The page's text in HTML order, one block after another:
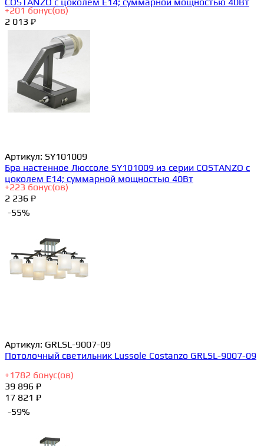
+201 бонус(ов)
2 013 ₽
Артикул: SY101009
Бра настенное Люссоле SY101009 из серии COSTANZO с
цоколем E14; суммарной мощностью 40Вт
+223 бонус(ов)
2 236 ₽
-55%
Артикул: GRLSL-9007-09
Потолочный светильник Lussole Costanzo GRLSL-9007-09
+1782 бонус(ов)
39 896 ₽
17 821 ₽
-59%